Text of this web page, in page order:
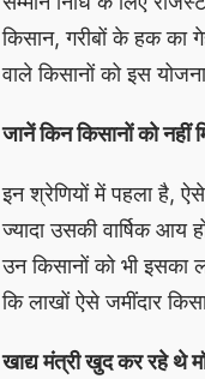
किसान, गरीबों के हक का
वाले किसानों को इस
जानें किन किसानों को नहीं
इन श्रेणियों में पहला है,
ज्यादा उसकी वार्षिक
उन किसानों को भी इसका
कि लाखों ऐसे जमींदार
खाद्य मंत्री खुद कर रहे थे